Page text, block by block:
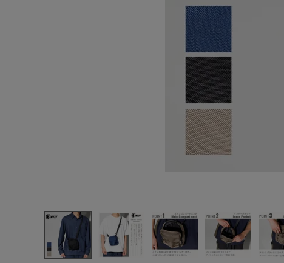
ヨガ
キャンプ・フェス
旅行
通学
プレゼント
子育て